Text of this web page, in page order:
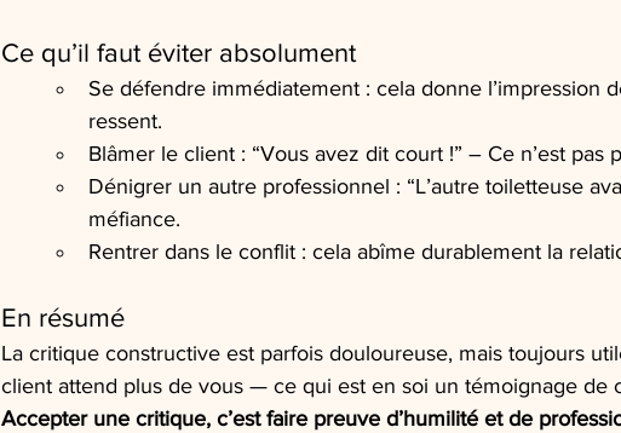
Ce qu’il faut éviter absolument
Se défendre immédiatement : cela donne l’impression
ressent.
Blâmer le client : “Vous avez dit court !” – Ce n’est pas
Dénigrer un autre professionnel : “L’autre toiletteuse
méfiance.
Rentrer dans le conflit : cela abîme durablement la
En résumé
La critique constructive est parfois douloureuse, mais toujours
client attend plus de vous — ce qui est en soi un témoignage de
Accepter une critique, c’est faire preuve d’humilité et de